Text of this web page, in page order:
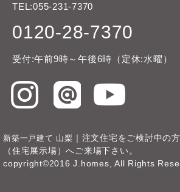
TEL:055-231-7370
0120-28-7370
受付:午前9時～午後6時（定休:水曜）
新築一戸建て 山梨
｜注文住宅をご検討中の
（住宅展示場）へご来場下さい。
copyright©2016 J.homes, All Rights